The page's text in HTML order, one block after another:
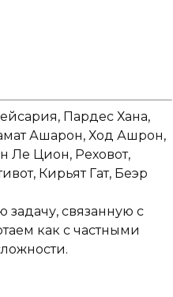
Пардес Хана,
Ашарон, Ход Ашрон,
Ле Цион, Реховот,
Кирьят Гат, Беэр
связанную с
как с частными